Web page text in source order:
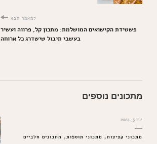
למאמר הבא
פשטידת הקישואים המושלמת: מתכון קל, פרווה ועשיר
בעשבי תיבול שישדרג כל ארוחה
מתכונים נוספים
יוני 5, 2024
מתכוני קציצות מתכוני תוספות מתכונים חלביים